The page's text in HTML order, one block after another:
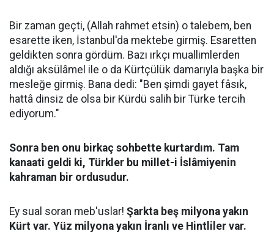
Bir zaman geçti, (Allah rahmet etsin) o talebem, ben
esarette iken, İstanbul'da mektebe girmiş. Esaretten
geldikten sonra gördüm. Bazı ırkçı muallimlerden
aldığı aksülâmel ile o da Kürtçülük damarıyla başka bir
mesleğe girmiş. Bana dedi: "Ben şimdi gayet fâsık,
hattâ dinsiz de olsa bir Kürdü salih bir Türke tercih
ediyorum."
Sonra ben onu birkaç sohbette kurtardım. Tam
kanaati geldi ki, Türkler bu millet-i İslâmiyenin
kahraman bir ordusudur.
Ey sual soran meb'uslar! Şarkta beş milyona yakın
Kürt var. Yüz milyona yakın İranlı ve Hintliler var.